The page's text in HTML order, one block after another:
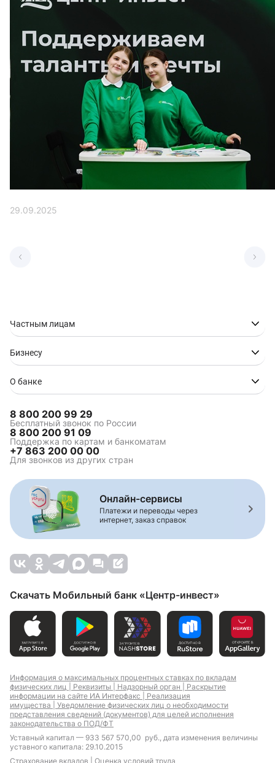
29.09.2025
Частным лицам
Бизнесу
О банке
8 800 200 99 29
Бесплатный звонок по России
8 800 200 91 09
Поддержка по картам и банкоматам
+7 863 200 00 00
Для звонков из других стран
Онлайн-сервисы
Платежи и переводы через
интернет, заказ справок
Скачать Мобильный банк «Центр-инвест»
Информация о максимальных процентных ставках по вкладам
физических лиц | Реквизиты | Надзорный орган | Раскрытие
информации на сайте ИА Интерфакс | Реализация
имущества | Уведомление физических лиц о необходимости
представления сведений (документов) для целей исполнения
законодательства о ПОД/ФТ
Уставный капитал — 933 567 570,00 руб., дата изменения величины
уставного капитала: 29.10.2015
Страхование вкладов | Оценка условий труда